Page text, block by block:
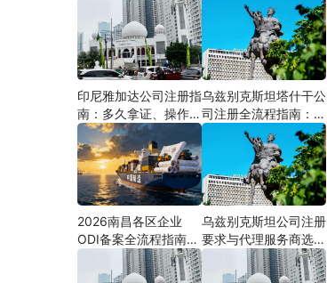
印尼雅加达公司注册指
南：多久拿证、操作流
程与股东新规（附材料
清单及成功案例与正规
靠谱代办中介推荐）
乌兹别克斯坦塔什干公
司注册全流程指南：从
中国ODI备案到当地银
行开户（附材料清单及
成功案例与正规靠谱代
办中介推荐）
2026南昌各区企业
ODI备案全流程指南
（附材料清单及成功案
例与正规靠谱代办中介
乌兹别克斯坦公司注册
要求与代理服务商选择
指南：本土实体和中乌
两地合规才是落地硬保